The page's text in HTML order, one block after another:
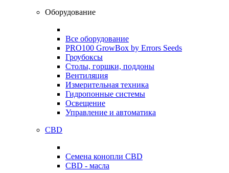
Оборудование
Все оборудование
PRO100 GrowBox by Errors Seeds
Гроубоксы
Столы, горшки, поддоны
Вентиляция
Измерительная техника
Гидропонные системы
Освещение
Управление и автоматика
CBD
Семена конопли CBD
CBD - масла